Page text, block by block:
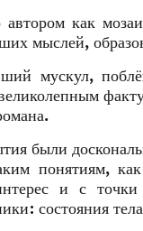
как
мыслей,
мускул,
были
понятиям,
и с точки
состояния